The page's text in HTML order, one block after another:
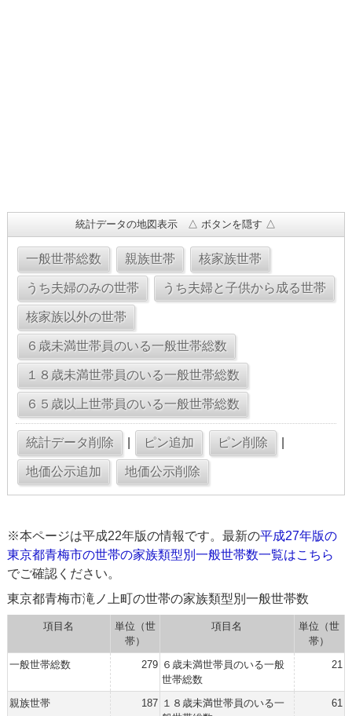
統計データの地図表示 △ ボタンを隠す △
※本ページは平成22年版の情報です。最新の平成27年版の
東京都青梅市の世帯の家族類型別一般世帯数一覧はこちら
でご確認ください。
東京都青梅市滝ノ上町の世帯の家族類型別一般世帯数
項目名
単位（世
帯）
項目名
単位（世
帯）
一般世帯総数
279 ６歳未満世帯員のいる一般
世帯総数
21
親族世帯 187 １８歳未満世帯員のいる一
61